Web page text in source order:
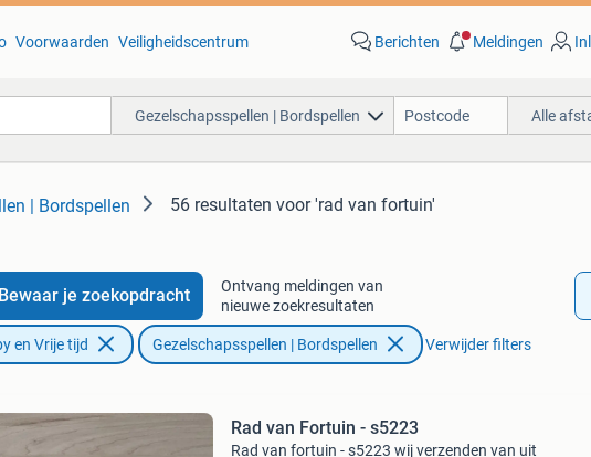
Voorwaarden Veiligheidscentrum Berichten Meldingen
Gezelschapsspellen | Bordspellen Alle
| Bordspellen 56 resultaten voor 'rad van fortuin'
Bewaar je zoekopdracht
Ontvang meldingen van
nieuwe zoekresultaten
en Vrije tijd Gezelschapsspellen | Bordspellen Verwijder filters
Rad van Fortuin - s5223
Rad van fortuin - s5223 wij verzenden van uit